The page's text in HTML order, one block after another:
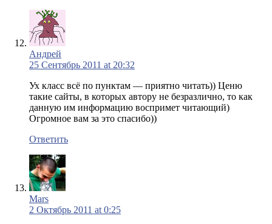
Андрей
25 Сентябрь 2011 at 20:32
Ух класс всё по пунктам — приятно читать)) Ценю
такие сайты, в которых автору не безразлично, то как
данную им информацию воспримет читающий)
Огромное вам за это спасибо))
Ответить
Mars
2 Октябрь 2011 at 0:25